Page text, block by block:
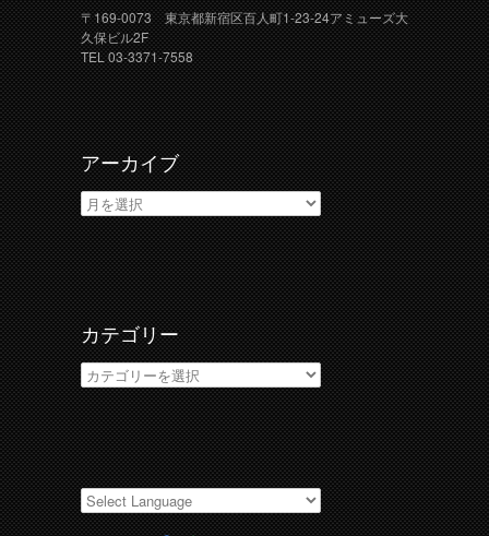
〒169-0073 東京都新宿区百人町1-23-24アミューズ大
久保ビル2F
TEL 03-3371-7558
アーカイブ
ア
ー
カ
イ
ブ
カテゴリー
カ
テ
ゴ
リ
ー